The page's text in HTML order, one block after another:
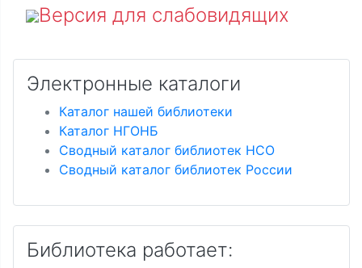
Версия для слабовидящих
Электронные каталоги
Каталог нашей библиотеки
Каталог НГОНБ
Сводный каталог библиотек НСО
Сводный каталог библиотек России
Библиотека работает: